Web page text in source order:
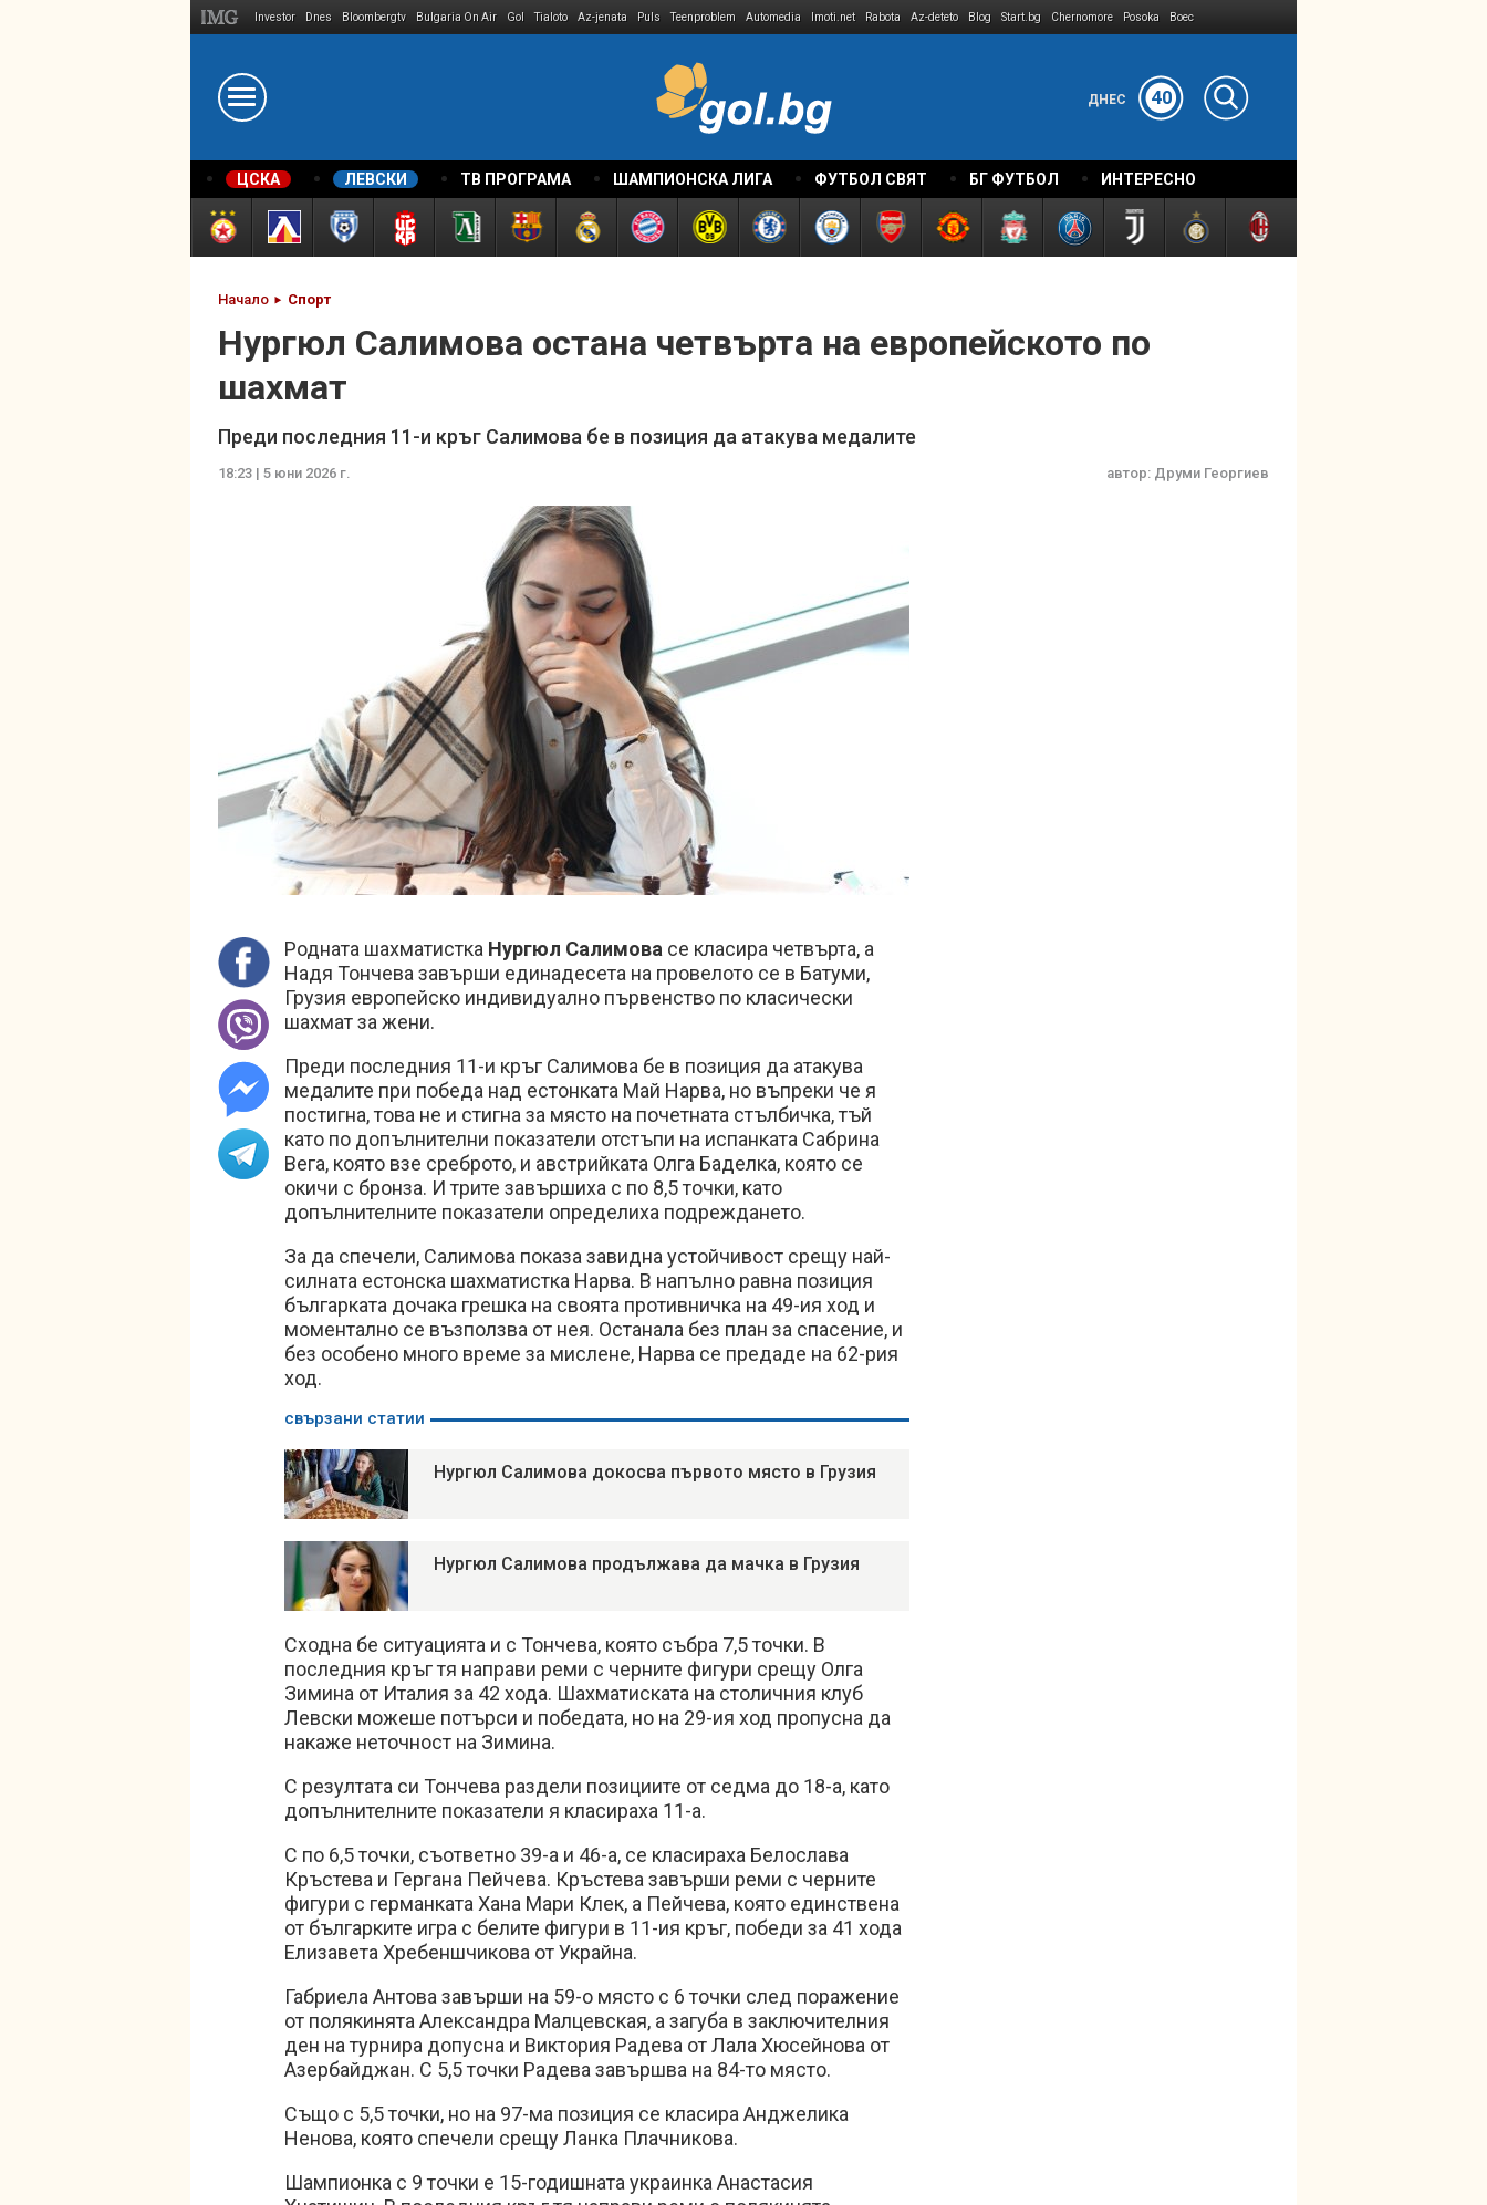
Investor Dnes Bloombergtv Bulgaria On Air Gol Tialoto Az-jenata Puls Teenproblem Automedia Imoti.net Rabota Az-deteto Blog Start.bg Chernomore Posoka Boec
ДНЕС 40
ЦСКА ЛЕВСКИ ТВ ПРОГРАМА ШАМПИОНСКА ЛИГА ФУТБОЛ СВЯТ БГ ФУТБОЛ ИНТЕРЕСНО
Начало Спорт
Нургюл Салимова остана четвърта на европейското по
шахмат
Преди последния 11-и кръг Салимова бе в позиция да атакува медалите
18:23 | 5 юни 2026 г. автор: Друми Георгиев
Родната шахматистка Нургюл Салимова се класира четвърта, а
Надя Тончева завърши единадесета на провелото се в Батуми,
Грузия европейско индивидуално първенство по класически
шахмат за жени.
Преди последния 11-и кръг Салимова бе в позиция да атакува
медалите при победа над естонката Май Нарва, но въпреки че я
постигна, това не и стигна за място на почетната стълбичка, тъй
като по допълнителни показатели отстъпи на испанката Сабрина
Вега, която взе среброто, и австрийката Олга Баделка, която се
окичи с бронза. И трите завършиха с по 8,5 точки, като
допълнителните показатели определиха подреждането.
За да спечели, Салимова показа завидна устойчивост срещу най-
силната естонска шахматистка Нарва. В напълно равна позиция
българката дочака грешка на своята противничка на 49-ия ход и
моментално се възползва от нея. Останала без план за спасение, и
без особено много време за мислене, Нарва се предаде на 62-рия
ход.
свързани статии
Нургюл Салимова докосва първото място в Грузия
Нургюл Салимова продължава да мачка в Грузия
Сходна бе ситуацията и с Тончева, която събра 7,5 точки. В
последния кръг тя направи реми с черните фигури срещу Олга
Зимина от Италия за 42 хода. Шахматиската на столичния клуб
Левски можеше потърси и победата, но на 29-ия ход пропусна да
накаже неточност на Зимина.
С резултата си Тончева раздели позициите от седма до 18-а, като
допълнителните показатели я класираха 11-а.
С по 6,5 точки, съответно 39-а и 46-а, се класираха Белослава
Кръстева и Гергана Пейчева. Кръстева завърши реми с черните
фигури с германката Хана Мари Клек, а Пейчева, която единствена
от българките игра с белите фигури в 11-ия кръг, победи за 41 хода
Елизавета Хребеншчикова от Украйна.
Габриела Антова завърши на 59-о място с 6 точки след поражение
от полякинята Александра Малцевская, а загуба в заключителния
ден на турнира допусна и Виктория Радева от Лала Хюсейнова от
Азербайджан. С 5,5 точки Радева завършва на 84-то място.
Също с 5,5 точки, но на 97-ма позиция се класира Анджелика
Ненова, която спечели срещу Ланка Плачникова.
Шампионка с 9 точки е 15-годишната украинка Анастасия